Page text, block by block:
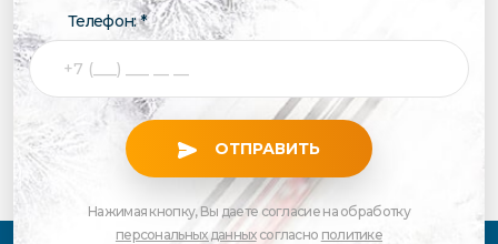
Телефон: *
ОТПРАВИТЬ
Нажимая кнопку, Вы даете согласие на обработку
персональных данныхсогласно политике